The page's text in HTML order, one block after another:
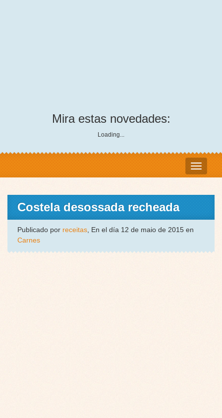
Mira estas novedades:
Loading...
Costela desossada recheada
Publicado por receitas, En el día 12 de maio de 2015 en
Carnes